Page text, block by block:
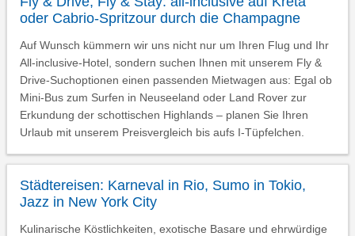
oder Cabrio-Spritzour durch die Champagne
Auf Wunsch kümmern wir uns nicht nur um Ihren Flug und Ihr
All-inclusive-Hotel, sondern suchen Ihnen mit unserem Fly &
Drive-Suchoptionen einen passenden Mietwagen aus: Egal ob
Mini-Bus zum Surfen in Neuseeland oder Land Rover zur
Erkundung der schottischen Highlands – planen Sie Ihren
Urlaub mit unserem Preisvergleich bis aufs I-Tüpfelchen.
Städtereisen: Karneval in Rio, Sumo in Tokio,
Jazz in New York City
Kulinarische Köstlichkeiten, exotische Basare und ehrwürdige